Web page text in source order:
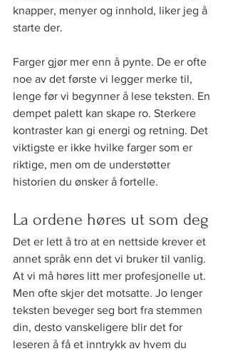
knapper, menyer og innhold, liker jeg å
starte der.
Farger gjør mer enn å pynte. De er ofte
noe av det første vi legger merke til,
lenge før vi begynner å lese teksten. En
dempet palett kan skape ro. Sterkere
kontraster kan gi energi og retning. Det
viktigste er ikke hvilke farger som er
riktige, men om de understøtter
historien du ønsker å fortelle.
La ordene høres ut som deg
Det er lett å tro at en nettside krever et
annet språk enn det vi bruker til vanlig.
At vi må høres litt mer profesjonelle ut.
Men ofte skjer det motsatte. Jo lenger
teksten beveger seg bort fra stemmen
din, desto vanskeligere blir det for
leseren å få et inntrykk av hvem du